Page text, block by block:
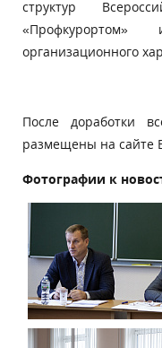
структур
организационного
После доработки
размещены на сайте
Фотографии к